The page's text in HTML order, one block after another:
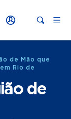
de Mão que
Rio de
de